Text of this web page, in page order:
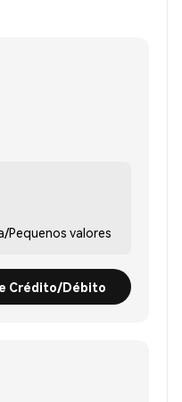
Pequenos valores
Crédito/Débito